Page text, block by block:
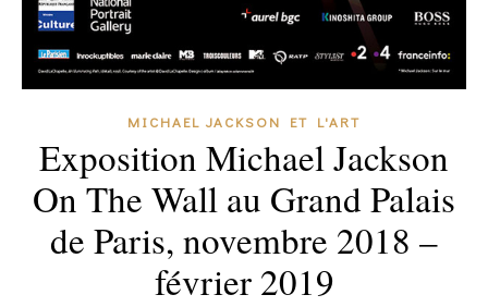
MICHAEL JACKSON ET L'ART
Exposition Michael Jackson
On The Wall au Grand Palais
de Paris, novembre 2018 –
février 2019